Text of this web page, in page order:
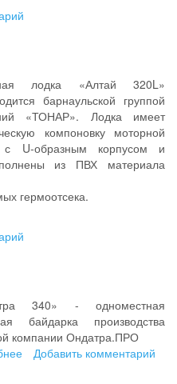
лодка «Алтай 320L»
барнаульской группой
«ТОНАР». Лодка имеет
компоновку моторной
с U-образным корпусом и
из ПВХ материала
гермоотсека.
340» - одноместная
байдарка производства
компании Ондатра.ПРО
Добавить комментарий